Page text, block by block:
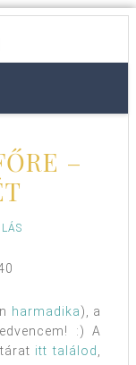
–
harmadika), a
:) A
itt találod ,